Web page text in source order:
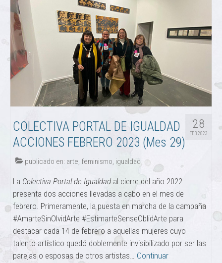
28
FEB 2023
COLECTIVA PORTAL DE IGUALDAD
ACCIONES FEBRERO 2023 (Mes 29)
publicado en: arte, feminismo, igualdad
La Colectiva Portal de Igualdad al cierre del año 2022
presenta dos acciones llevadas a cabo en el mes de
febrero. Primeramente, la puesta en marcha de la campaña
#AmarteSinOlvidArte #EstimarteSenseOblidArte para
destacar cada 14 de febrero a aquellas mujeres cuyo
talento artístico quedó doblemente invisibilizado por ser las
parejas o esposas de otros artistas… Continuar